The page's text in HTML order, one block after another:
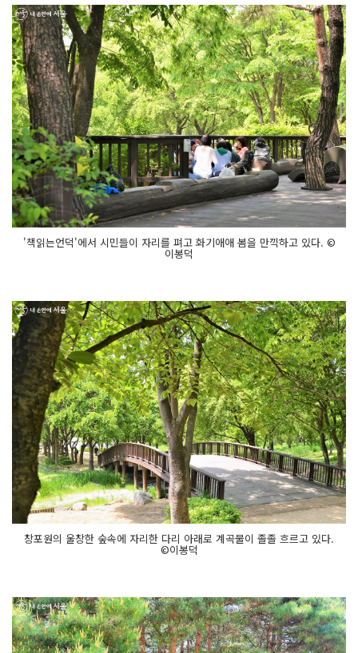
'책읽는언덕'에서 시민들이 자리를 펴고 화기애애 봄을 만끽하고 있다. ©
이봉덕
창포원의 울창한 숲속에 자리한 다리 아래로 계곡물이 졸졸 흐르고 있다.
©이봉덕